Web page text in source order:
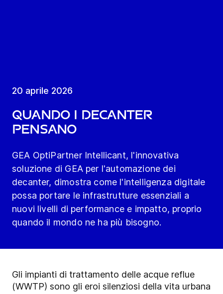
20 aprile 2026
Quando i decanter
pensano
GEA OptiPartner Intellicant, l'innovativa
soluzione di GEA per l'automazione dei
decanter, dimostra come l'intelligenza digitale
possa portare le infrastrutture essenziali a
nuovi livelli di performance e impatto, proprio
quando il mondo ne ha più bisogno.
Gli impianti di trattamento delle acque reflue
(WWTP) sono gli eroi silenziosi della vita urbana